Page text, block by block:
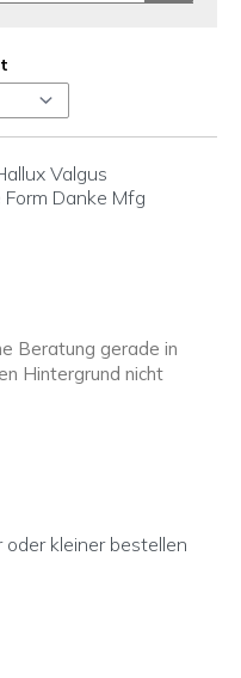
Valgus
Danke Mfg
Beratung gerade in
Hintergrund nicht
kleiner bestellen